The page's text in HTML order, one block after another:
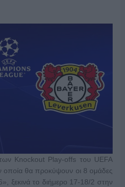
Knockout Play-offs του UEFA
θα προκύψουν οι 8 ομάδες
ξεκινά το διήμερο 17-18/2 στην